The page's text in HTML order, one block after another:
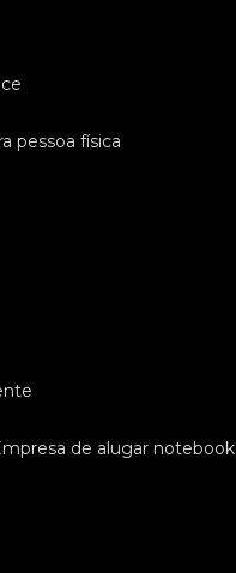
pessoa física
empresa de alugar notebook